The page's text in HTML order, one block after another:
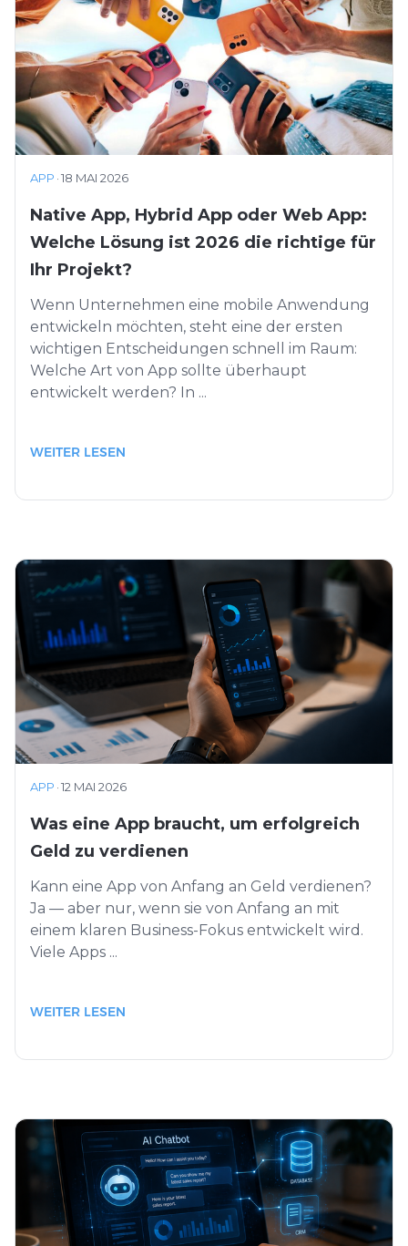
APP ·18 MAI 2026
Native App, Hybrid App oder Web App:
Welche Lösung ist 2026 die richtige für
Ihr Projekt?
Wenn Unternehmen eine mobile Anwendung
entwickeln möchten, steht eine der ersten
wichtigen Entscheidungen schnell im Raum:
Welche Art von App sollte überhaupt
entwickelt werden? In ...
WEITER LESEN
APP ·12 MAI 2026
Was eine App braucht, um erfolgreich
Geld zu verdienen
Kann eine App von Anfang an Geld verdienen?
Ja — aber nur, wenn sie von Anfang an mit
einem klaren Business-Fokus entwickelt wird.
Viele Apps ...
WEITER LESEN